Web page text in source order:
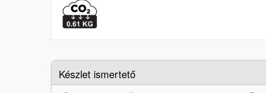
Készlet ismertető